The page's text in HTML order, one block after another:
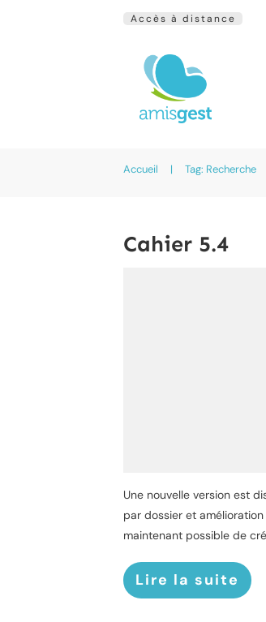
Accès à distance
Accueil | Tag: Recherche
Cahier 5.4
Une nouvelle version est
par dossier et
maintenant possible de
Lire la suite